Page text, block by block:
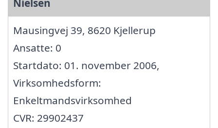
Nielsen
Mausingvej 39, 8620 Kjellerup
Ansatte: 0
Startdato: 01. november 2006,
Virksomhedsform:
Enkeltmandsvirksomhed
CVR: 29902437